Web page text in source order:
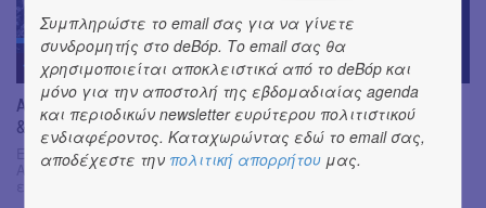
13 MAR
Agnès Varda & JR | Πρόσωπα
& Ιστορίες
ΕΜΣΤ, Λεώφ. Καλλιρρόης &
Αμβρ. Φραντζή (πρώην
13 MAR
"Γυναίκες μαχήτριες-Μέρος
Β' 1944-1960"
Κινηματογράφος ΤΡΙΑΝΟΝ,
Κοδριγκτώνος 21, Αθήνα
Συμπληρώστε το email σας για να γίνετε
συνδρομητής στο deBόp. Το email σας θα
χρησιμοποιείται αποκλειστικά από το deBόp και
μόνο για την αποστολή της εβδομαδιαίας agenda
και περιοδικών newsletter ευρύτερου πολιτιστικού
ενδιαφέροντος. Καταχωρώντας εδώ το email σας,
αποδέχεστε την πολιτική απορρήτου μας.